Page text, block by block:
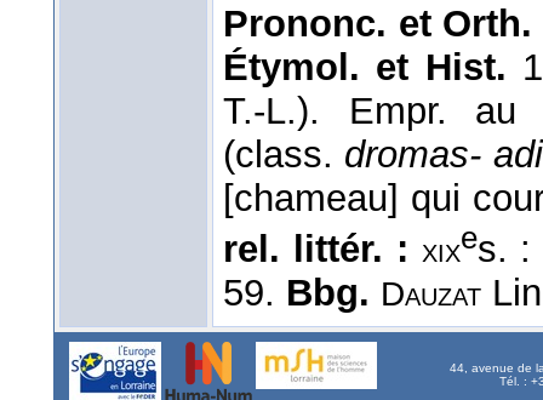
Prononc. et Orth.
Étymol. et Hist.
T.-L.). Empr. au
(class. dromas-
[chameau] qui
rel. littér. : xixes. :
59. Bbg. Dauzat
44, avenue de
Tél. :